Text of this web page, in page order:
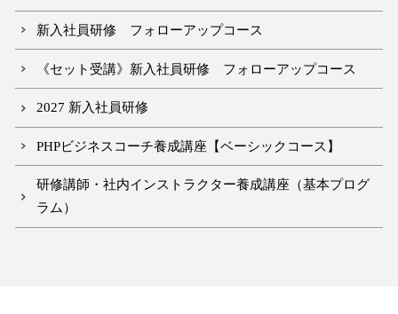
新入社員研修 フォローアップコース
《セット受講》新入社員研修 フォローアップコース
2027 新入社員研修
PHPビジネスコーチ養成講座【ベーシックコース】
研修講師・社内インストラクター養成講座（基本プログ
ラム）